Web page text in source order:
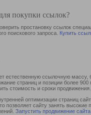
покупки ссылок?
простановку ссылок
поискового запроса. Купить
естественную ссылочную
страниц и позиции более
стоимость и сроки продвижения.
оптимизации страниц
позволяет сайту занять
Запустить продвижение сайта